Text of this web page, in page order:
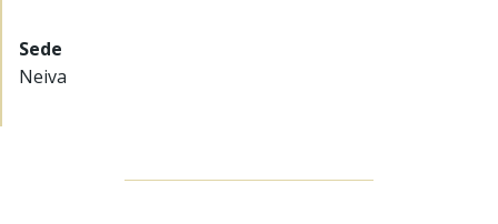
Sede
Neiva